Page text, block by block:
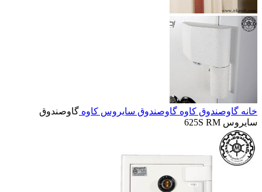
خانه گاوصندوق کاوه گاوصندوق سایروس کاوه گاوصندوق
سایروس 625S RM